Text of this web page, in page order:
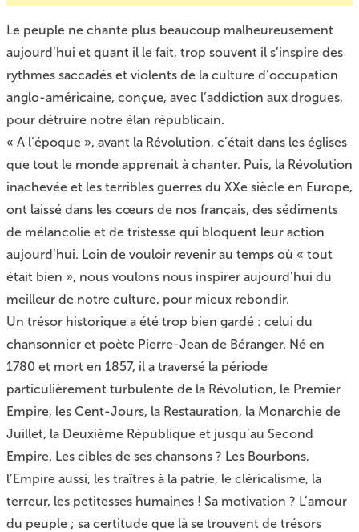
Le peuple ne chante plus beaucoup malheureusement
aujourd’hui et quant il le fait, trop souvent il s’inspire des
rythmes saccadés et violents de la culture d’occupation
anglo-américaine, conçue, avec l’addiction aux drogues,
pour détruire notre élan républicain.
« A l’époque », avant la Révolution, c’était dans les églises
que tout le monde apprenait à chanter. Puis, la Révolution
inachevée et les terribles guerres du XXe siècle en Europe,
ont laissé dans les cœurs de nos français, des sédiments
de mélancolie et de tristesse qui bloquent leur action
aujourd’hui. Loin de vouloir revenir au temps où « tout
était bien », nous voulons nous inspirer aujourd’hui du
meilleur de notre culture, pour mieux rebondir.
Un trésor historique a été trop bien gardé : celui du
chansonnier et poète Pierre-Jean de Béranger. Né en
1780 et mort en 1857, il a traversé la période
particulièrement turbulente de la Révolution, le Premier
Empire, les Cent-Jours, la Restauration, la Monarchie de
Juillet, la Deuxième République et jusqu’au Second
Empire. Les cibles de ses chansons ? Les Bourbons,
l’Empire aussi, les traîtres à la patrie, le cléricalisme, la
terreur, les petitesses humaines ! Sa motivation ? L’amour
du peuple ; sa certitude que là se trouvent de trésors